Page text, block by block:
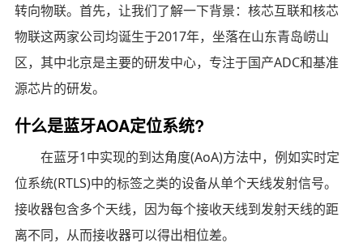
转向物联。首先，让我们了解一下背景：核芯互联和核芯
物联这两家公司均诞生于2017年，坐落在山东青岛崂山
区，其中北京是主要的研发中心，专注于国产ADC和基准
源芯片的研发。
什么是蓝牙AOA定位系统?
在蓝牙1中实现的到达角度(AoA)方法中，例如实时定
位系统(RTLS)中的标签之类的设备从单个天线发射信号。
接收器包含多个天线，因为每个接收天线到发射天线的距
离不同，从而接收器可以得出相位差。